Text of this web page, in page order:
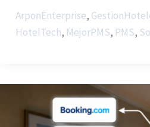
ArponEnterprise,
HotelTech, MejorPMS, PMS,
Cloud